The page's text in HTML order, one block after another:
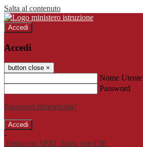
Salta al contenuto
Accedi
Accedi
button close ×
Nome Utente
Password
Password dimenticata?
-
Entra con SPID Entra con CIE